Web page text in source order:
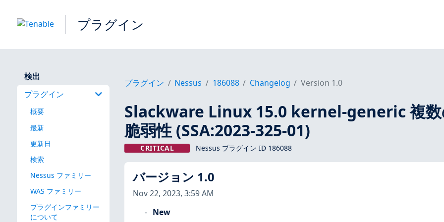
プラグイン
検出
プラグイン
概要
最新
更新日
検索
Nessus ファミリー
WAS ファミリー
プラグインファミリー
について
プラグイン Nessus 186088 Changelog Version 1.0
Slackware Linux 15.0 kernel-generic 複
脆弱性 (SSA:2023-325-01)
CRITICAL Nessus プラグイン ID 186088
バージョン 1.0
Nov 22, 2023, 3:59 AM
New